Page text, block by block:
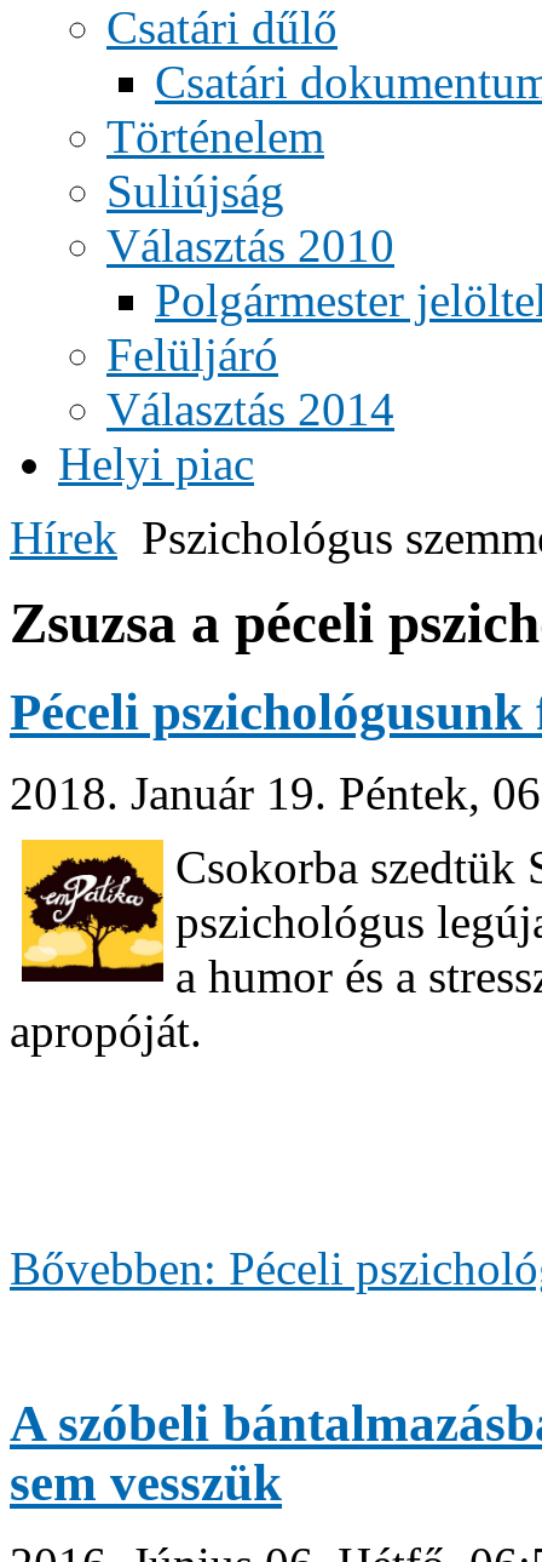
Csatári dűlő
Csatári
Történelem
Suliújság
Választás 2010
Polgármester
Felüljáró
Választás 2014
Helyi piac
Hírek Pszichológus
Zsuzsa a péceli
Péceli
2018. Január 19. Péntek,
Csokorba szedtük
pszichológus
a humor és a
apropóját.
Bővebben: Péceli
A szóbeli
sem vesszük